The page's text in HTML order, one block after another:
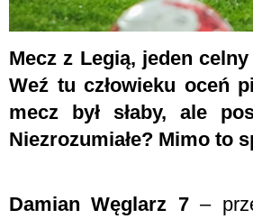
Mecz z Legią, jeden
Weź tu człowieku oceń
mecz był słaby, ale
Niezrozumiałe? Mimo to
Damian Węglarz 7–